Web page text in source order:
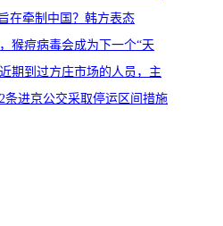
在牵制中国？韩方表态
猴痘病毒会成为下一个“天
期到过方庄市场的人员，主
条进京公交采取停运区间措施